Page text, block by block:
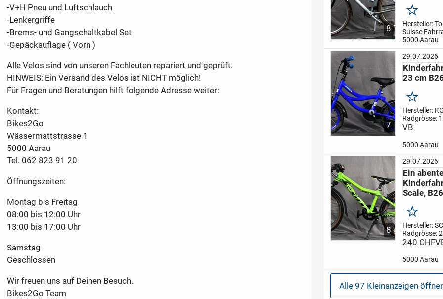
-V+H Pneu und Luftschlauch
-Lenkergriffe
-Brems- und Gangschaltkabel Set
-Gepäckauflage ( Vorn )
Alle Velos sind von unseren Fachleuten repariert und geprüft.
HINWEIS: Ein Versand des Velos ist NICHT möglich!
Für Fragen und Beratungen hilft folgende Adresse weiter:
Kontakt:
Bikes2Go
Wässermattstrasse 1
5000 Aarau
Tel. 062 823 91 20
Öffnungszeiten:
Montag bis Freitag
08:00 bis 12:00 Uhr
13:00 bis 17:00 Uhr
Samstag
Geschlossen
Wir freuen uns auf Deinen Besuch.
Bikes2Go Team
8
Merken
Hersteller:
Suisse
Radgrösse:
Gangzahl: 21
Fahrrad, in
Freizeit,
für Fahrten
5000 Aarau
7
29.07.2026
23 cm
Merken
Hersteller:
Radgrösse:
Freizeit, und
zu erkunden.
Stützräder
VB
5000 Aarau
8
29.07.2026
Ein
Scale,
Merken
Hersteller:
Radgrösse:
oder für
spannenden
Abenteuern.
240 CHF
5000 Aarau
Alle 97 Kleinanzeigen